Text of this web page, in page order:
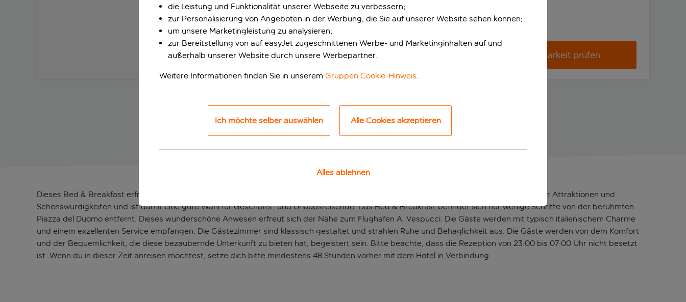
Verfügbarkeit prüfen
Dieses Bed & Breakfast erfreut sich einer großartigen Lage in der faszinierenden Stadt Florenz. Die Unterkunft liegt in der Nähe zahlreicher Attraktionen und
Sehenswürdigkeiten und ist damit eine gute Wahl für Geschäfts- und Urlaubsreisende. Das Bed & Breakfast befindet sich nur wenige Schritte von der berühmten
Piazza del Duomo entfernt. Dieses wunderschöne Anwesen erfreut sich der Nähe zum Flughafen A. Vespucci. Die Gäste werden mit typisch italienischem Charme
und einem exzellenten Service empfangen. Die Gästezimmer sind klassisch gestaltet und strahlen Ruhe und Behaglichkeit aus. Die Gäste werden von dem Komfort
und der Bequemlichkeit, die diese bezaubernde Unterkunft zu bieten hat, begeistert sein. Bitte beachte, dass die Rezeption von 23:00 bis 07:00 Uhr nicht besetzt
ist. Wenn du in dieser Zeit anreisen möchtest, setze dich bitte mindestens 48 Stunden vorher mit dem Hotel in Verbindung.
die Leistung und Funktionalität unserer Webseite zu verbessern;
zur Personalisierung von Angeboten in der Werbung, die Sie auf unserer Website sehen können;
um unsere Marketingleistung zu analysieren;
zur Bereitstellung von auf easyJet zugeschnittenen Werbe- und Marketinginhalten auf und
außerhalb unserer Website durch unsere Werbepartner.
Weitere Informationen finden Sie in unserem Gruppen Cookie-Hinweis
Ich möchte selber auswählen Alle Cookies akzeptieren
Alles ablehnen